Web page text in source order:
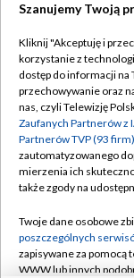
Abonament TVP
Emisja w TVP
Centrum
Naziemna
Rada
System NOS
Szanujemy Twoją
Kliknij "Akceptuję i
korzystanie z
dostęp do informacji
przechowywanie oraz
nas, czyli Telewizję
Zaufanych Partnerów z
Partnerów TVP (93 firm)
zautomatyzowanego
mierzenia ich
także zgody na
Twoje dane osobowe
poszczególnych
zapisywane za pomocą
WWW lub innych